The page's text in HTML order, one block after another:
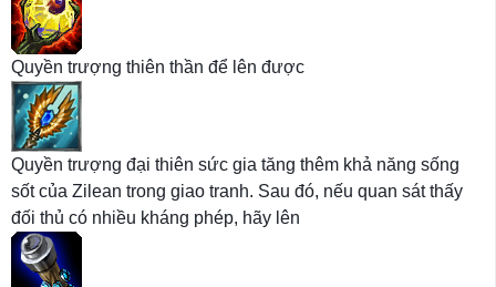
Quyền trượng thiên thần để lên được
Quyền trượng đại thiên sức gia tăng thêm khả năng sống
sốt của Zilean trong giao tranh. Sau đó, nếu quan sát thấy
đối thủ có nhiều kháng phép, hãy lên